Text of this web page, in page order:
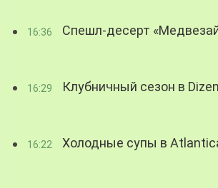
16:36 Спешл-десерт
16:29 Клубничный сезон в
16:22 Холодные супы в